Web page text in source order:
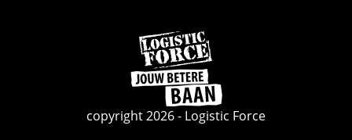
Ga
naar
de
homepage
copyright 2026 - Logistic Force